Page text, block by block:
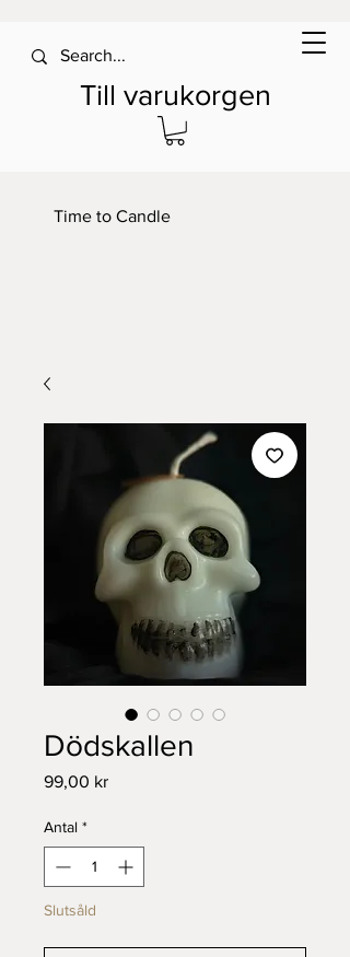
Till varukorgen
Time to Candle
Dödskallen
99,00 krPris
Antal *
Slutsåld